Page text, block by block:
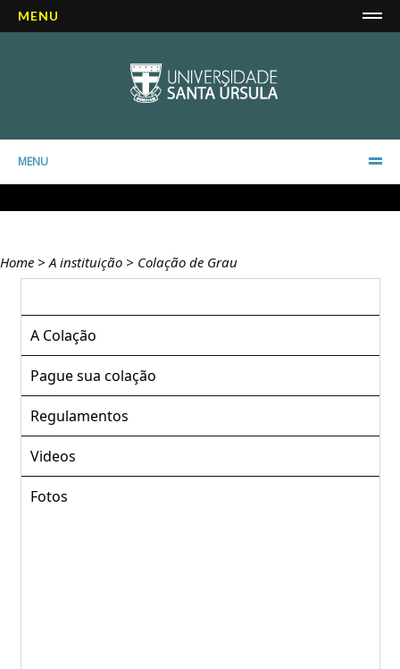
MENU
MENU
Home > A instituição > Colação de Grau
A Colação
Pague sua colação
Regulamentos
Videos
Fotos